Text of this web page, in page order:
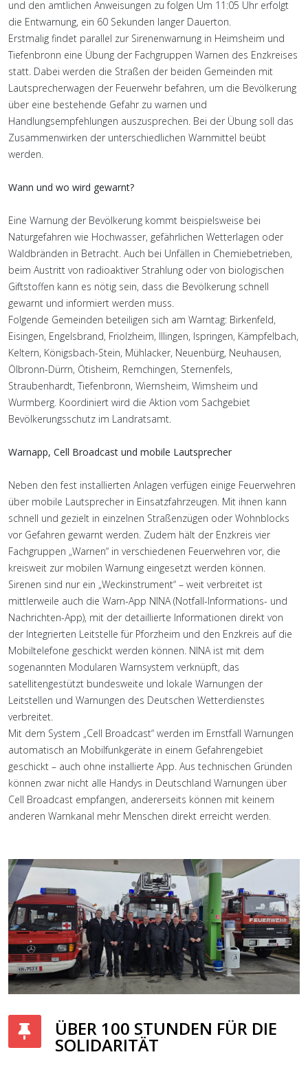
und den amtlichen Anweisungen zu folgen Um 11:05 Uhr erfolgt
die Entwarnung, ein 60 Sekunden langer Dauerton.
Erstmalig findet parallel zur Sirenenwarnung in Heimsheim und
Tiefenbronn eine Übung der Fachgruppen Warnen des Enzkreises
statt. Dabei werden die Straßen der beiden Gemeinden mit
Lautsprecherwagen der Feuerwehr befahren, um die Bevölkerung
über eine bestehende Gefahr zu warnen und
Handlungsempfehlungen auszusprechen. Bei der Übung soll das
Zusammenwirken der unterschiedlichen Warnmittel beübt
werden.
Wann und wo wird gewarnt?
Eine Warnung der Bevölkerung kommt beispielsweise bei
Naturgefahren wie Hochwasser, gefährlichen Wetterlagen oder
Waldbränden in Betracht. Auch bei Unfällen in Chemiebetrieben,
beim Austritt von radioaktiver Strahlung oder von biologischen
Giftstoffen kann es nötig sein, dass die Bevölkerung schnell
gewarnt und informiert werden muss.
Folgende Gemeinden beteiligen sich am Warntag: Birkenfeld,
Eisingen, Engelsbrand, Friolzheim, Illingen, Ispringen, Kämpfelbach,
Keltern, Königsbach-Stein, Mühlacker, Neuenbürg, Neuhausen,
Ölbronn-Dürrn, Ötisheim, Remchingen, Sternenfels,
Straubenhardt, Tiefenbronn, Wiernsheim, Wimsheim und
Wurmberg. Koordiniert wird die Aktion vom Sachgebiet
Bevölkerungsschutz im Landratsamt.
Warnapp, Cell Broadcast und mobile Lautsprecher
Neben den fest installierten Anlagen verfügen einige Feuerwehren
über mobile Lautsprecher in Einsatzfahrzeugen. Mit ihnen kann
schnell und gezielt in einzelnen Straßenzügen oder Wohnblocks
vor Gefahren gewarnt werden. Zudem hält der Enzkreis vier
Fachgruppen „Warnen“ in verschiedenen Feuerwehren vor, die
kreisweit zur mobilen Warnung eingesetzt werden können.
Sirenen sind nur ein „Weckinstrument“ – weit verbreitet ist
mittlerweile auch die Warn-App NINA (Notfall-Informations- und
Nachrichten-App), mit der detaillierte Informationen direkt von
der Integrierten Leitstelle für Pforzheim und den Enzkreis auf die
Mobiltelefone geschickt werden können. NINA ist mit dem
sogenannten Modularen Warnsystem verknüpft, das
satellitengestützt bundesweite und lokale Warnungen der
Leitstellen und Warnungen des Deutschen Wetterdienstes
verbreitet.
Mit dem System „Cell Broadcast“ werden im Ernstfall Warnungen
automatisch an Mobilfunkgeräte in einem Gefahrengebiet
geschickt – auch ohne installierte App. Aus technischen Gründen
können zwar nicht alle Handys in Deutschland Warnungen über
Cell Broadcast empfangen, andererseits können mit keinem
anderen Warnkanal mehr Menschen direkt erreicht werden.
ÜBER 100 STUNDEN FÜR DIE
SOLIDARITÄT